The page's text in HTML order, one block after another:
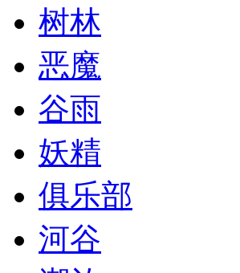
树林
恶魔
谷雨
妖精
俱乐部
河谷